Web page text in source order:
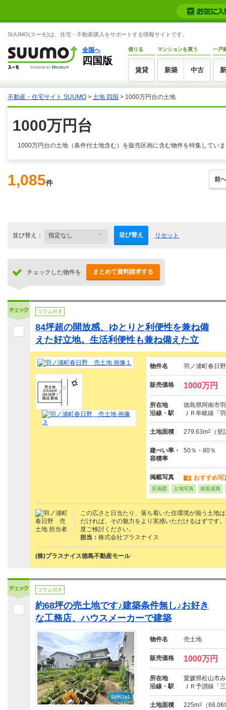
SUUMO(スーモ)は、住宅・不動産購入をサポートする情報サイトです。
全国へ
四国版
借りる
賃貸
マンションを買う
新築 中古
一戸
不動産・住宅サイト SUUMO > 土地 四国 > 1000万円台の土地
1000万円台
1000万円台の土地（条件付土地含む）を販売区画に含む物件を特集してい
1,085件 前へ
並び替え： 並び替え リセット
チェックした物件を まとめて資料請求する
コラム付き
84坪超の開放感、ゆとりと利便性を兼ね備
えた好立地。生活利便性も兼ね備えた立
物件名 羽ノ浦町春日
販売価格 1000万円
所在地
徳島県阿南市
沿線・駅
ＪＲ牟岐線「
土地面積 279.63m2 （登
建ぺい率・
容積率
50％・80％
掲載写真 おすすめ写
区画図 土地写真 前面道路
この広さと日当たり、落ち着いた住環境が揃う土地
だければ、その魅力をより実感いただけるはずです
度ご検討ください。
担当： 株式会社プラスナイス
(株)プラスナイス徳島不動産モール
コラム付き
約68坪の売土地です♪建築条件無し♪お好き
な工務店、ハウスメーカーで建築
物件名 売土地
販売価格 1000万円
所在地
愛媛県松山市
沿線・駅
ＪＲ予讃線「
土地面積 225m2
（